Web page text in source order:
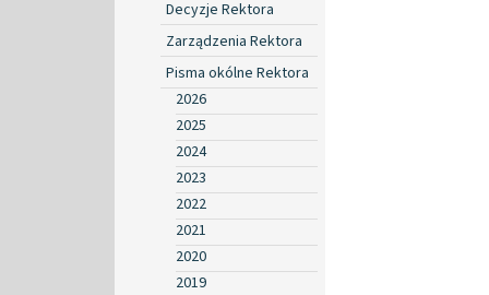
Decyzje Rektora
Zarządzenia Rektora
Pisma okólne Rektora
2026
2025
2024
2023
2022
2021
2020
2019